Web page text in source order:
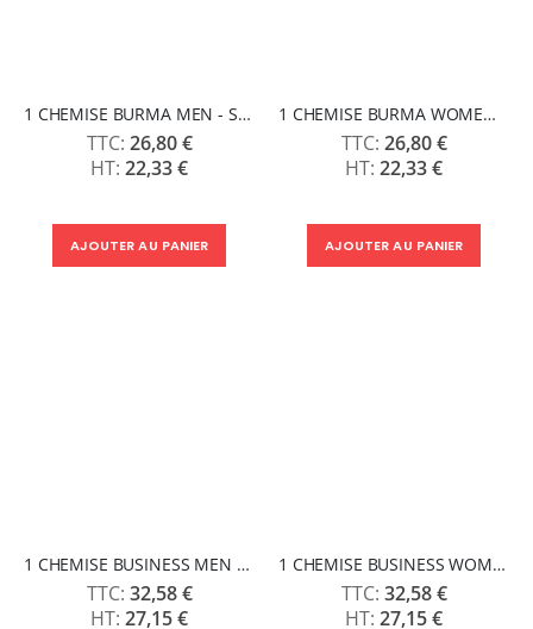
1 CHEMISE BURMA MEN - SOLS
26,80 €
22,33 €
AJOUTER AU PANIER
1 CHEMISE BURMA WOMEN - SOLS
26,80 €
22,33 €
AJOUTER AU PANIER
1 CHEMISE BUSINESS MEN - SOLS
32,58 €
27,15 €
1 CHEMISE BUSINESS WOMEN - SOLS
32,58 €
27,15 €